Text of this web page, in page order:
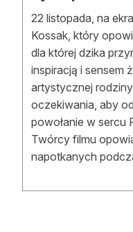
Reklama
Zostań autorem
Archiwum
Kontakt
22 listopada, na
Kossak, który
dla której dzika
inspiracją i sensem
artystycznej
oczekiwania, aby
powołanie w sercu
Twórcy filmu
napotkanych